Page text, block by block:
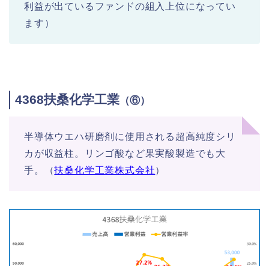
利益が出ているファンドの組入上位になってい
ます）
4368扶桑化学工業 （⑥）
半導体ウエハ研磨剤に使用される超高純度シリ
カが収益柱。リンゴ酸など果実酸製造でも大
手。（扶桑化学工業株式会社）